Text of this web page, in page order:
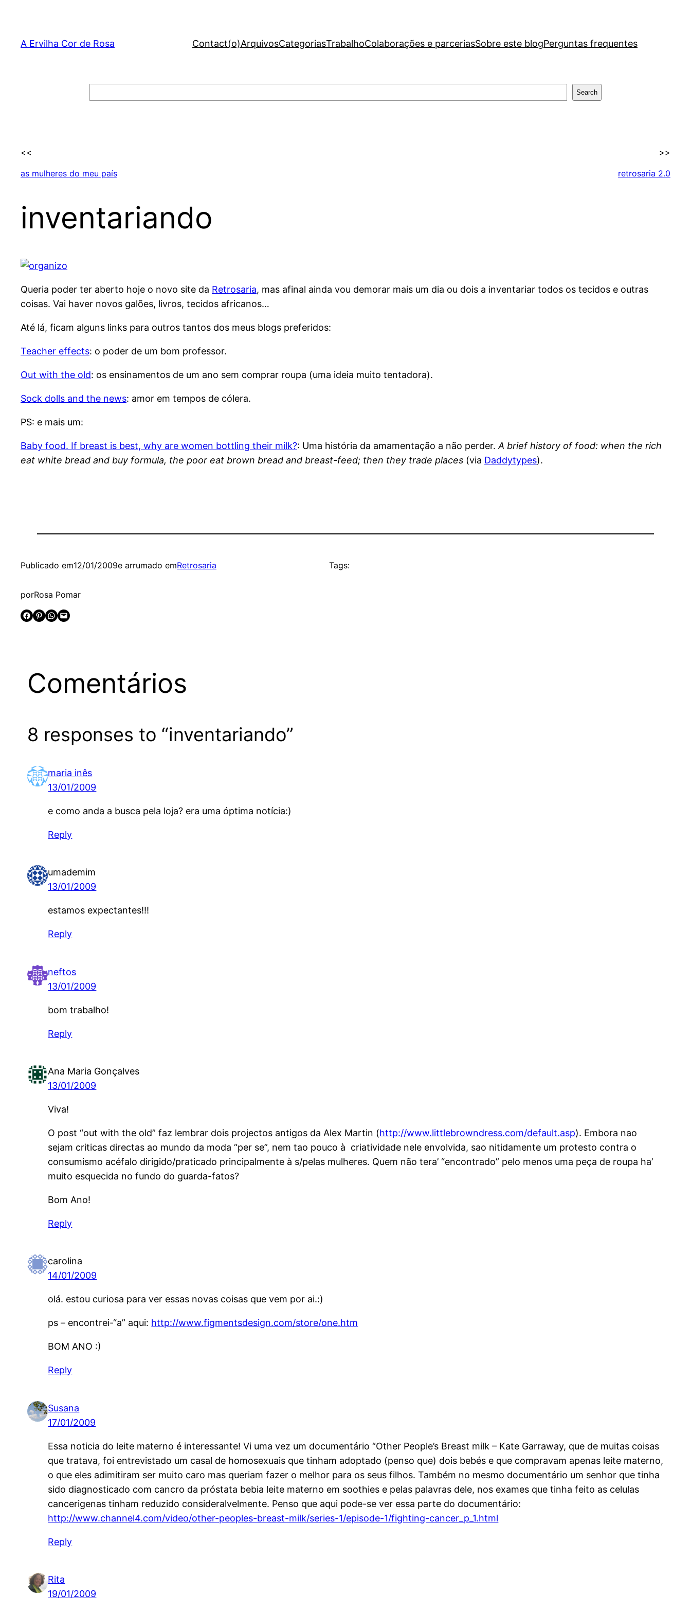
content
A Ervilha Cor de Rosa Contact(o)ArquivosCategoriasTrabalhoColaborações e parceriasSobre este blogPerguntas frequentes
Search
<<
as mulheres do meu país
>>
retrosaria 2.0
inventariando
Queria poder ter aberto hoje o novo site da Retrosaria, mas afinal ainda vou demorar mais um dia ou dois a inventariar todos os tecidos e outras
coisas. Vai haver novos galões, livros, tecidos africanos…
Até lá, ficam alguns links para outros tantos dos meus blogs preferidos:
Teacher effects: o poder de um bom professor.
Out with the old: os ensinamentos de um ano sem comprar roupa (uma ideia muito tentadora).
Sock dolls and the news: amor em tempos de cólera.
PS: e mais um:
Baby food. If breast is best, why are women bottling their milk?: Uma história da amamentação a não perder. A brief history of food: when the rich
eat white bread and buy formula, the poor eat brown bread and breast-feed; then they trade places (via Daddytypes).
Publicado em12/01/2009e arrumado emRetrosaria
porRosa Pomar
Share on Facebook
Share on Pinterest Share on WhatsApp Email this Page
Tags:
Comentários
8 responses to “inventariando”
maria inês
13/01/2009
e como anda a busca pela loja? era uma óptima notícia:)
Reply
umademim
13/01/2009
estamos expectantes!!!
Reply
neftos
13/01/2009
bom trabalho!
Reply
Ana Maria Gonçalves
13/01/2009
Viva!
O post “out with the old” faz lembrar dois projectos antigos da Alex Martin (http://www.littlebrowndress.com/default.asp). Embora nao
sejam criticas directas ao mundo da moda “per se”, nem tao pouco à criatividade nele envolvida, sao nitidamente um protesto contra o
consumismo acéfalo dirigido/praticado principalmente à s/pelas mulheres. Quem não tera’ “encontrado” pelo menos uma peça de roupa ha’
muito esquecida no fundo do guarda-fatos?
Bom Ano!
Reply
carolina
14/01/2009
olá. estou curiosa para ver essas novas coisas que vem por ai.:)
ps – encontrei-“a” aqui: http://www.figmentsdesign.com/store/one.htm
BOM ANO :)
Reply
Susana
17/01/2009
Essa noticia do leite materno é interessante! Vi uma vez um documentário “Other People’s Breast milk – Kate Garraway, que de muitas coisas
que tratava, foi entrevistado um casal de homosexuais que tinham adoptado (penso que) dois bebés e que compravam apenas leite materno,
o que eles adimitiram ser muito caro mas queriam fazer o melhor para os seus filhos. Também no mesmo documentário um senhor que tinha
sido diagnosticado com cancro da próstata bebia leite materno em soothies e pelas palavras dele, nos exames que tinha feito as celulas
cancerigenas tinham reduzido consideralvelmente. Penso que aqui pode-se ver essa parte do documentário:
http://www.channel4.com/video/other-peoples-breast-milk/series-1/episode-1/fighting-cancer_p_1.html
Reply
Rita
19/01/2009